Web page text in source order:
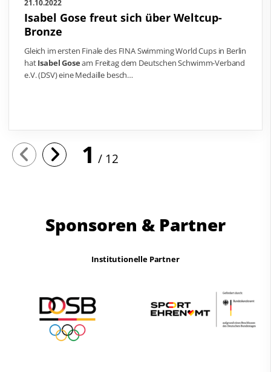
21.10.2022
Isabel Gose freut sich über Weltcup-
Bronze
Gleich im ersten Finale des FINA Swimming World Cups in Berlin
hatIsabel Goseam Freitag dem Deutschen Schwimm-Verband
e.V. (DSV) eine Medaille besch…
1 12
Sponsoren & Partner
Institutionelle Partner